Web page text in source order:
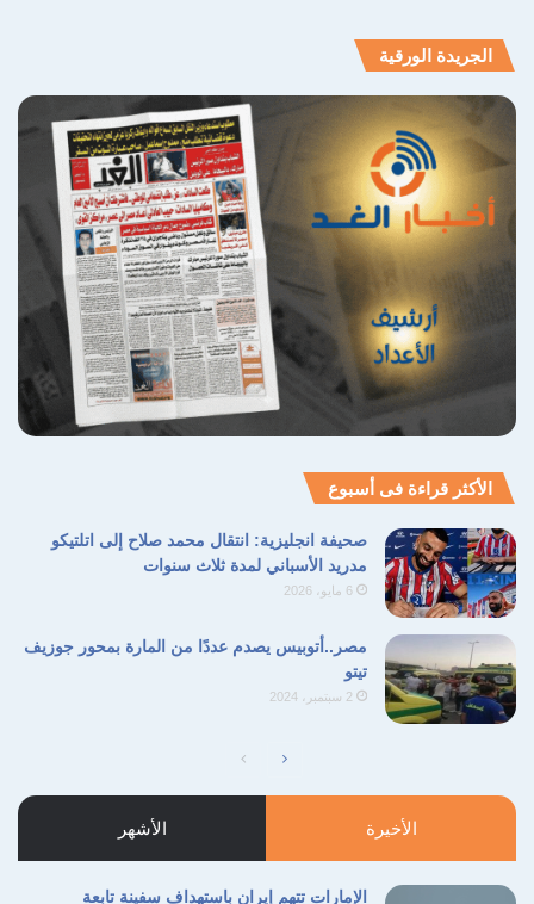
الجريدة الورقية
الأكثر قراءة فى أسبوع
صحيفة انجليزية: انتقال محمد صلاح إلى اتلتيكو
مدريد الأسباني لمدة ثلاث سنوات
6 مايو، 2026
مصر..أتوبيس يصدم عددًا من المارة بمحور جوزيف
تيتو
2 سبتمبر، 2024
الصفحةالصفحة
الأخيرة الأشهر
الإمارات تتهم إيران باستهداف سفينة تابعة